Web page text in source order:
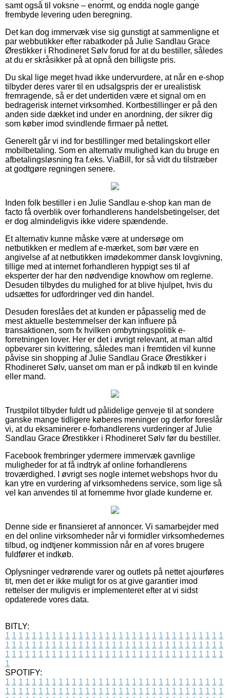
samt også til voksne – enormt, og endda nogle gange
frembyde levering uden beregning.
Det kan dog immervæk vise sig gunstigt at sammenligne et
par webbutikker efter rabatkoder på Julie Sandlau Grace
Ørestikker i Rhodineret Sølv forud for at du bestiller, således
at du er skråsikker på at opnå den billigste pris.
Du skal lige meget hvad ikke undervurdere, at når en e-shop
tilbyder deres varer til en udsalgspris der er urealistisk
fremragende, så er det undertiden være et signal om en
bedragerisk internet virksomhed. Kortbestillinger er på den
anden side dækket ind under en anordning, der sikrer dig
som køber imod svindlende firmaer på nettet.
Generelt går vi ind for bestillinger med betalingskort eller
mobilbetaling. Som en alternativ mulighed kan du bruge en
afbetalingsløsning fra f.eks. ViaBill, for så vidt du tilstræber
at godtgøre regningen senere.
Inden folk bestiller i en Julie Sandlau e-shop kan man de
facto få overblik over forhandlerens handelsbetingelser, det
er dog almindeligvis ikke videre spændende.
Et alternativ kunne måske være at undersøge om
netbutikken er medlem af e-mærket, som bør være en
angivelse af at netbutikken imødekommer dansk lovgivning,
tillige med at internet forhandleren hyppigt ses til af
eksperter der har den nødvendige knowhow om reglerne.
Desuden tilbydes du mulighed for at blive hjulpet, hvis du
udsættes for udfordringer ved din handel.
Desuden foreslåes det at kunden er påpasselig med de
mest aktuelle bestemmelser der kan influere på
transaktionen, som fx hvilken ombytningspolitik e-
forretningen lover. Her er det i øvrigt relevant, at man altid
opbevarer sin kvittering, således man i fremtiden vil kunne
påvise sin shopping af Julie Sandlau Grace Ørestikker i
Rhodineret Sølv, uanset om man er på indkøb til en kvinde
eller mand.
Trustpilot tilbyder fuldt ud pålidelige genveje til at sondere
ganske mange tidligere køberes meninger og derfor foreslår
vi, at du eksaminerer e-forhandlerens vurderinger af Julie
Sandlau Grace Ørestikker i Rhodineret Sølv før du bestiller.
Facebook frembringer ydermere immervæk gavnlige
muligheder for at få indtryk af online forhandlerens
troværdighed. I øvrigt ses nogle internet webshops hvor du
kan ytre en vurdering af virksomhedens service, som lige så
vel kan anvendes til at fornemme hvor glade kunderne er.
Denne side er finansieret af annoncer. Vi samarbejder med
en del online virksomheder når vi formidler virksomhedernes
tilbud, og indtjener kommission når en af vores brugere
fuldfører et indkøb.
Oplysninger vedrørende varer og outlets på nettet ajourføres
tit, men det er ikke muligt for os at give garantier imod
rettelser der muligvis er implementeret efter at vi sidst
opdaterede vores data.
BITLY:
1 1 1 1 1 1 1 1 1 1 1 1 1 1 1 1 1 1 1 1 1 1 1 1 1 1 1 1 1 1 1 1 1
1 1 1 1 1 1 1 1 1 1 1 1 1 1 1 1 1 1 1 1 1 1 1 1 1 1 1 1 1 1 1 1 1
1 1 1 1 1 1 1 1 1 1 1 1 1 1 1 1 1 1 1 1 1 1 1 1 1 1 1 1 1 1 1 1 1
1
SPOTIFY:
1 1 1 1 1 1 1 1 1 1 1 1 1 1 1 1 1 1 1 1 1 1 1 1 1 1 1 1 1 1 1 1 1
1 1 1 1 1 1 1 1 1 1 1 1 1 1 1 1 1 1 1 1 1 1 1 1 1 1 1 1 1 1 1 1 1